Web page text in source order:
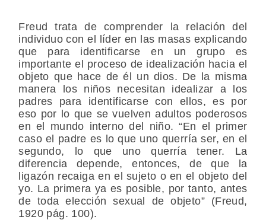
Freud trata de comprender la relación del
individuo con el líder en las masas explicando
que para identificarse en un grupo es
importante el proceso de idealización hacia el
objeto que hace de él un dios. De la misma
manera los niños necesitan idealizar a los
padres para identificarse con ellos, es por
eso por lo que se vuelven adultos poderosos
en el mundo interno del niño. “En el primer
caso el padre es lo que uno querría ser, en el
segundo, lo que uno querría tener. La
diferencia depende, entonces, de que la
ligazón recaiga en el sujeto o en el objeto del
yo. La primera ya es posible, por tanto, antes
de toda elección sexual de objeto” (Freud,
1920 pág. 100).